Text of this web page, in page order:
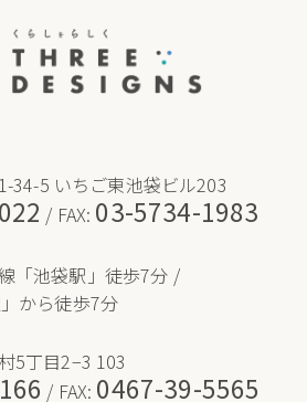
的
ご質問に対する回答として、電
付に利用いたします。
の開示・提供の禁止
お預かりした個人情報を適切に
に該当する場合を除き、個人情
しません。 お客さまの同意が
望されるサービスを行なうた
する業者に対して開示する場合
34-5 いちご東池袋ビル203
/ FAX: 03-5734-1983
「池袋駅」徒歩7分 /
から徒歩7分
5丁目2−3 103
/ FAX: 0467-39-5565